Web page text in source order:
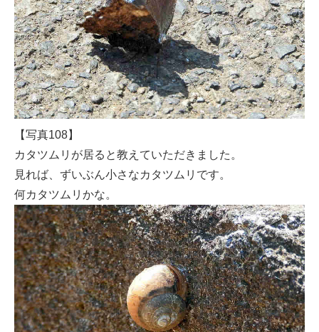
【写真108】
カタツムリが居ると教えていただきました。
見れば、ずいぶん小さなカタツムリです。
何カタツムリかな。